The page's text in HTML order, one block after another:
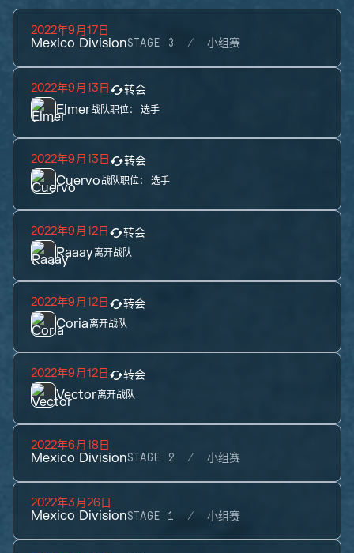
2022年9月17日
Mexico DivisionSTAGE 3 小组赛
2022年9月13日 转会
Elmer战队职位： 选手
2022年9月13日 转会
Cuervo战队职位： 选手
2022年9月12日 转会
Raaay离开战队
2022年9月12日 转会
Coria离开战队
2022年9月12日 转会
Vector离开战队
2022年6月18日
Mexico DivisionSTAGE 2 小组赛
2022年3月26日
Mexico DivisionSTAGE 1 小组赛